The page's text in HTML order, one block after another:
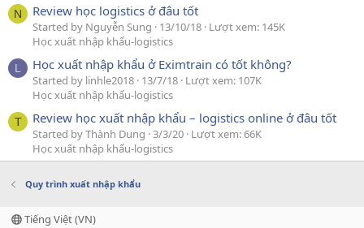
N Review học logistics ở đâu tốt
Started by Nguyễn Sung 13/10/18 Lượt xem: 145K
Học xuất nhập khẩu-logistics
L Học xuất nhập khẩu ở Eximtrain có tốt không?
Started by linhle2018 13/7/18 Lượt xem: 107K
Học xuất nhập khẩu-logistics
T Review học xuất nhập khẩu – logistics online ở đâu tốt
Started by Thành Dung 3/3/20 Lượt xem: 66K
Học xuất nhập khẩu-logistics
Quy trình xuất nhập khẩu
Tiếng Việt (VN)